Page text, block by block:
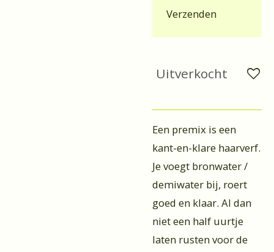
Verzenden
Uitverkocht
Een premix is een
kant-en-klare haarverf.
Je voegt bronwater /
demiwater bij, roert
goed en klaar. Al dan
niet een half uurtje
laten rusten voor de